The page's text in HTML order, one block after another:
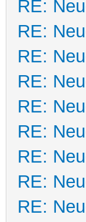
RE:
RE:
RE:
RE:
RE:
RE:
RE:
RE:
RE: